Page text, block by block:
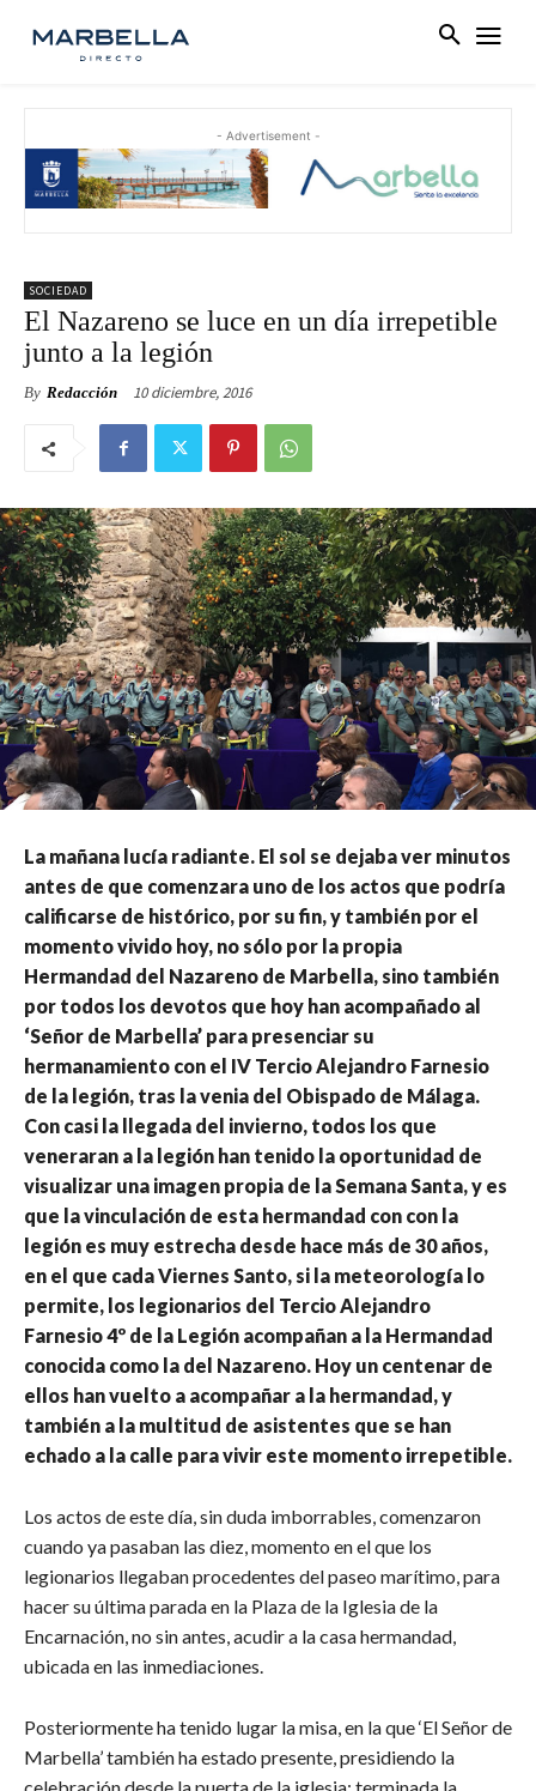
- Advertisement -
SOCIEDAD
El Nazareno se luce en un día irrepetible
junto a la legión
By Redacción 10 diciembre, 2016
La mañana lucía radiante. El sol se dejaba ver minutos
antes de que comenzara uno de los actos que podría
calificarse de histórico, por su fin, y también por el
momento vivido hoy, no sólo por la propia
Hermandad del Nazareno de Marbella, sino también
por todos los devotos que hoy han acompañado al
‘Señor de Marbella’ para presenciar su
hermanamiento con el IV Tercio Alejandro Farnesio
de la legión, tras la venia del Obispado de Málaga.
Con casi la llegada del invierno, todos los que
veneraran a la legión han tenido la oportunidad de
visualizar una imagen propia de la Semana Santa, y es
que la vinculación de esta hermandad con con la
legión es muy estrecha desde hace más de 30 años,
en el que cada Viernes Santo, si la meteorología lo
permite, los legionarios del Tercio Alejandro
Farnesio 4º de la Legión acompañan a la Hermandad
conocida como la del Nazareno. Hoy un centenar de
ellos han vuelto a acompañar a la hermandad, y
también a la multitud de asistentes que se han
echado a la calle para vivir este momento irrepetible.
Los actos de este día, sin duda imborrables, comenzaron
cuando ya pasaban las diez, momento en el que los
legionarios llegaban procedentes del paseo marítimo, para
hacer su última parada en la Plaza de la Iglesia de la
Encarnación, no sin antes, acudir a la casa hermandad,
ubicada en las inmediaciones.
Posteriormente ha tenido lugar la misa, en la que ‘El Señor de
Marbella’ también ha estado presente, presidiendo la